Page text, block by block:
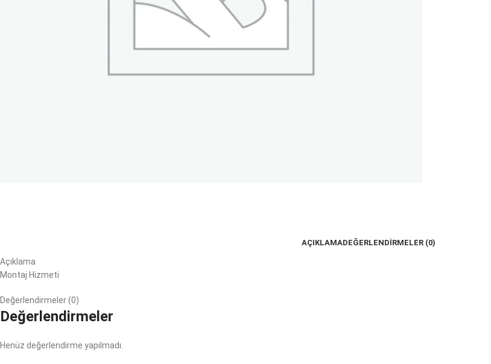
AÇIKLAMADEĞERLENDIRMELER (0)
Açıklama
Montaj Hizmeti
Değerlendirmeler (0)
Değerlendirmeler
Henüz değerlendirme yapılmadı.